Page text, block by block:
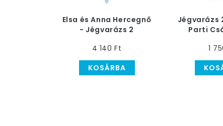
Elsa és Anna Hercegnő
- Jégvarázs 2
4 140 Ft
KOSÁRBA
Jégvarázs
Parti
1